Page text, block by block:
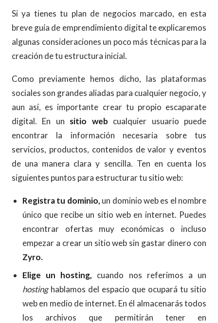
Si ya tienes tu plan de negocios marcado, en esta
breve guía de emprendimiento digital te explicaremos
algunas consideraciones un poco más técnicas para la
creación de tu estructura inicial.
Como previamente hemos dicho, las plataformas
sociales son grandes aliadas para cualquier negocio, y
aun así, es importante crear tu propio escaparate
digital. En un sitio web cualquier usuario puede
encontrar la información necesaria sobre tus
servicios, productos, contenidos de valor y eventos
de una manera clara y sencilla. Ten en cuenta los
siguientes puntos para estructurar tu sitio web:
Registra tu dominio, un dominio web es el nombre
único que recibe un sitio web en internet. Puedes
encontrar ofertas muy económicas o incluso
empezar a crear un sitio web sin gastar dinero con
Zyro.
Elige un hosting, cuando nos referimos a un
hostinghablamos del espacio que ocupará tu sitio
web en medio de internet. En él almacenarás todos
los archivos que permitirán tener en